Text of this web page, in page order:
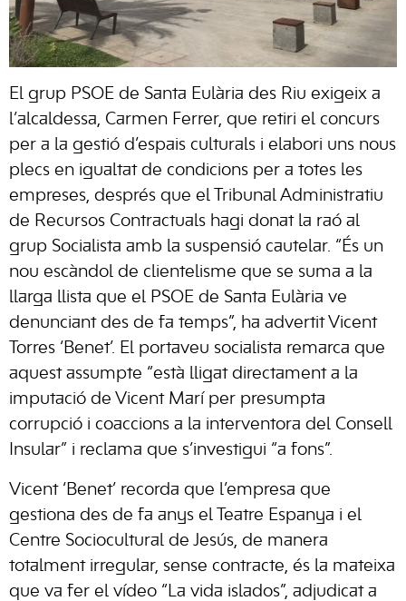
El grup PSOE de Santa Eulària des Riu exigeix a
l’alcaldessa, Carmen Ferrer, que retiri el concurs
per a la gestió d’espais culturals i elabori uns nous
plecs en igualtat de condicions per a totes les
empreses, després que el Tribunal Administratiu
de Recursos Contractuals hagi donat la raó al
grup Socialista amb la suspensió cautelar. “És un
nou escàndol de clientelisme que se suma a la
llarga llista que el PSOE de Santa Eulària ve
denunciant des de fa temps”, ha advertit Vicent
Torres ‘Benet’. El portaveu socialista remarca que
aquest assumpte “està lligat directament a la
imputació de Vicent Marí per presumpta
corrupció i coaccions a la interventora del Consell
Insular” i reclama que s’investigui “a fons”.
Vicent ‘Benet’ recorda que l’empresa que
gestiona des de fa anys el Teatre Espanya i el
Centre Sociocultural de Jesús, de manera
totalment irregular, sense contracte, és la mateixa
que va fer el vídeo “La vida islados”, adjudicat a